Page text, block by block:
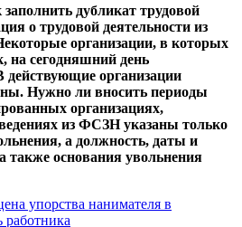
дубликат трудовой
о трудовой деятельности из
организации, в которых
на сегодняшний день
организации
Нужно ли вносить периоды
организациях,
из ФСЗН указаны только
а должность, даты и
также основания увольнения
упорства нанимателя в
работника